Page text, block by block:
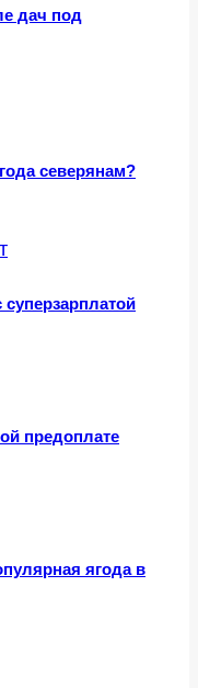
дач под
северянам?
предоплате
ягода в